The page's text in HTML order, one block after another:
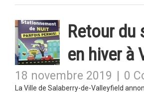
Retour
en hiver à
18 novembre 2019 0
La Ville de Salaberry-de-Valleyfield